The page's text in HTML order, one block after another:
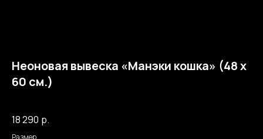
Неоновая вывеска «Манэки кошка» (48 х
60 см.)
18 290 р.